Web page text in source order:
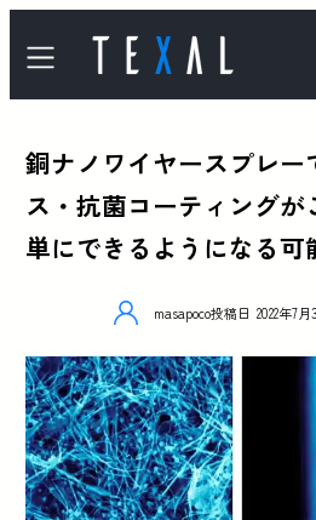
銅ナノワイヤースプレー
ス・抗菌コーティング
単にできるようになる可
masapoco投稿日 2022年7月